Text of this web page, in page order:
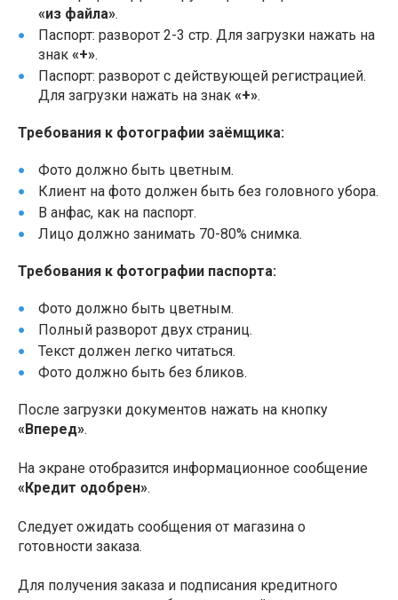
«из файла».
Паспорт: разворот 2-3 стр. Для загрузки нажать на
знак «+».
Паспорт: разворот с действующей регистрацией.
Для загрузки нажать на знак «+».
Требования к фотографии заёмщика:
Фото должно быть цветным.
Клиент на фото должен быть без головного убора.
В анфас, как на паспорт.
Лицо должно занимать 70-80% снимка.
Требования к фотографии паспорта:
Фото должно быть цветным.
Полный разворот двух страниц.
Текст должен легко читаться.
Фото должно быть без бликов.
После загрузки документов нажать на кнопку
«Вперед».
На экране отобразится информационное сообщение
«Кредит одобрен».
Следует ожидать сообщения от магазина о
готовности заказа.
Для получения заказа и подписания кредитного